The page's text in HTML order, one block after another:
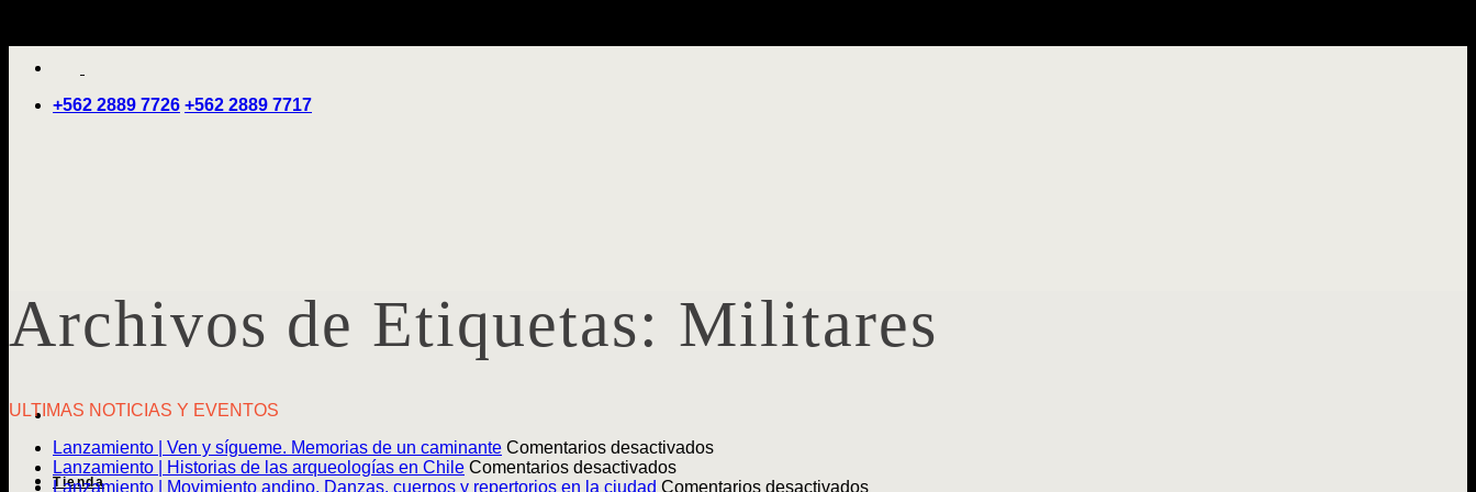
+562 2889 7726 +562 2889 7717
Tienda
Archivos de Etiquetas: Militares
ULTIMAS NOTICIAS Y EVENTOS
Lanzamiento | Ven y sígueme. Memorias de un caminante Comentarios desactivadosen
|
Lanzamiento | Historias de las arqueologías en Chile Comentarios desactivadosen
Lanzamiento
Lanzamiento | Movimiento andino. Danzas, cuerpos y repertorios en la ciudad Comentarios desactivadosen